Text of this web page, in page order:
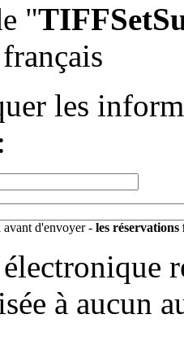
"
les
d'envoyer - les réservations
électronique
à aucun